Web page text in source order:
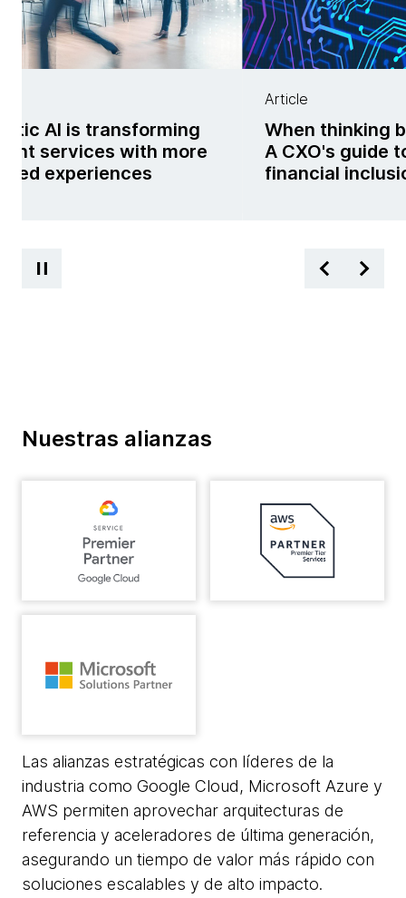
AI is transforming
services with more
experiences
Article
When thinking
A CXO's guide
financial
Nuestras alianzas
Las alianzas estratégicas con líderes de la
industria como Google Cloud, Microsoft Azure y
AWS permiten aprovechar arquitecturas de
referencia y aceleradores de última generación,
asegurando un tiempo de valor más rápido con
soluciones escalables y de alto impacto.